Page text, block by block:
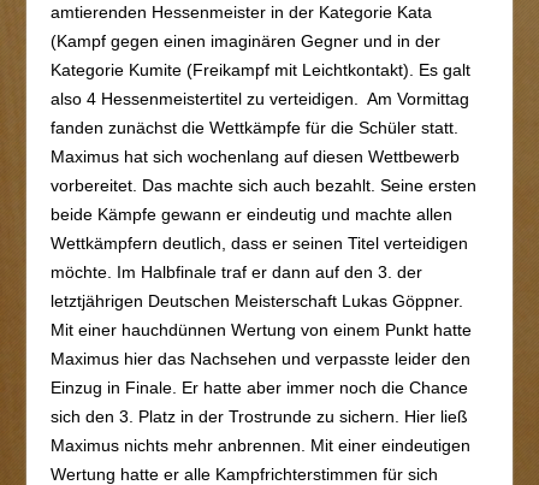
amtierenden Hessenmeister in der Kategorie Kata
(Kampf gegen einen imaginären Gegner und in der
Kategorie Kumite (Freikampf mit Leichtkontakt). Es galt
also 4 Hessenmeistertitel zu verteidigen. Am Vormittag
fanden zunächst die Wettkämpfe für die Schüler statt.
Maximus hat sich wochenlang auf diesen Wettbewerb
vorbereitet. Das machte sich auch bezahlt. Seine ersten
beide Kämpfe gewann er eindeutig und machte allen
Wettkämpfern deutlich, dass er seinen Titel verteidigen
möchte. Im Halbfinale traf er dann auf den 3. der
letztjährigen Deutschen Meisterschaft Lukas Göppner.
Mit einer hauchdünnen Wertung von einem Punkt hatte
Maximus hier das Nachsehen und verpasste leider den
Einzug in Finale. Er hatte aber immer noch die Chance
sich den 3. Platz in der Trostrunde zu sichern. Hier ließ
Maximus nichts mehr anbrennen. Mit einer eindeutigen
Wertung hatte er alle Kampfrichterstimmen für sich